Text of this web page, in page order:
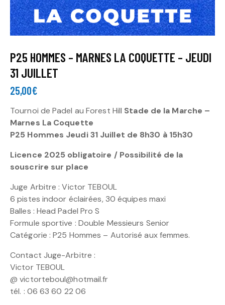
P25 HOMMES – MARNES LA COQUETTE – JEUDI
31 JUILLET
25,00€
Tournoi de Padel au Forest Hill Stade de la Marche –
Marnes La Coquette
P25 Hommes Jeudi 31 Juillet de 8h30 à 15h30
Licence 2025 obligatoire / Possibilité de la
souscrire sur place
Juge Arbitre : Victor TEBOUL
6 pistes indoor éclairées, 30 équipes maxi
Balles : Head Padel Pro S
Formule sportive : Double Messieurs Senior
Catégorie : P25 Hommes – Autorisé aux femmes.
Contact Juge-Arbitre :
Victor TEBOUL
@ victorteboul@hotmail.fr
tél. : 06 63 60 22 06